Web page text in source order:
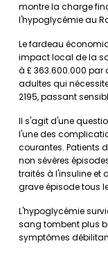
montre la charge
l'hypoglycémie au
Le fardeau
impact local de la
à £ 363.600.000 par
adultes qui
2195, passant
Il s'agit d'une
l'une des
courantes. Patients
non sévères
traités à l'insuline et
grave épisode tous
L'hypoglycémie
sang tombent plus
symptômes